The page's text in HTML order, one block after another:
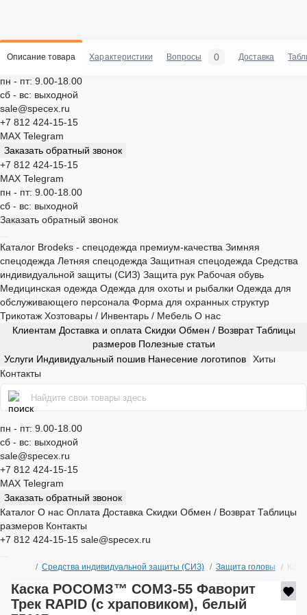
пн - пт: 9.00-18.00
сб - вс: выходной
sale@specex.ru
+7 812 424-15-15
MAX Telegram
Заказать обратный звонок
+7 812 424-15-15
MAX Telegram
пн - пт: 9.00-18.00
сб - вс: выходной
Заказать обратный звонок
Каталог Brodeks - спецодежда премиум-качества Зимняя
спецодежда Летняя спецодежда Защитная спецодежда Средства
индивидуальной защиты (СИЗ) Защита рук Рабочая обувь
Медицинская одежда Одежда для охоты и рыбалки Одежда для
обслуживающего персонала Форма для охранных структур
Трикотаж Хозтовары / Инвентарь / Мебель О нас
Клиентам Доставка и оплата Скидки Обмен / ВозвратТаблицы
размеров Полезные статьи
Услуги Индивидуальный пошив Нанесение логотипов
Хиты
Контакты
пн - пт: 9.00-18.00
сб - вс: выходной
sale@specex.ru
+7 812 424-15-15
MAX Telegram
Заказать обратный звонок
Каталог О нас Оплата Доставка Скидки Обмен / Возврат Таблицы
размеров Контакты
+7 812 424-15-15 sale@specex.ru
Средства индивидуальной защиты (СИЗ) Защита головы
Каска РОСОМЗ™ СОМЗ-55 Фаворит
Трек RAPID (с храповиком), белый
Описание товара Характеристики Вопросы 0 Доставка